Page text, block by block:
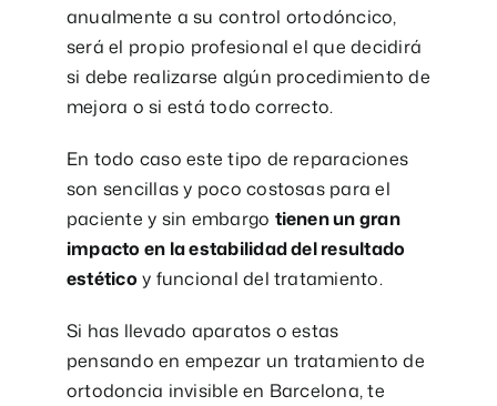
anualmente a su control ortodóncico,
será el propio profesional el que decidirá
si debe realizarse algún procedimiento de
mejora o si está todo correcto.
En todo caso este tipo de reparaciones
son sencillas y poco costosas para el
paciente y sin embargo tienen un gran
impacto en la estabilidad del resultado
estético y funcional del tratamiento.
Si has llevado aparatos o estas
pensando en empezar un tratamiento de
ortodoncia invisible en Barcelona, te